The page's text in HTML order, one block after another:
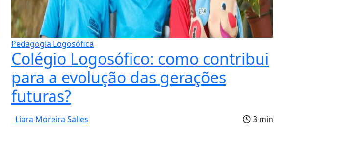
Pedagogia Logosófica
Colégio Logosófico: como contribui
para a evolução das gerações
futuras?
Liara Moreira Salles 3 min